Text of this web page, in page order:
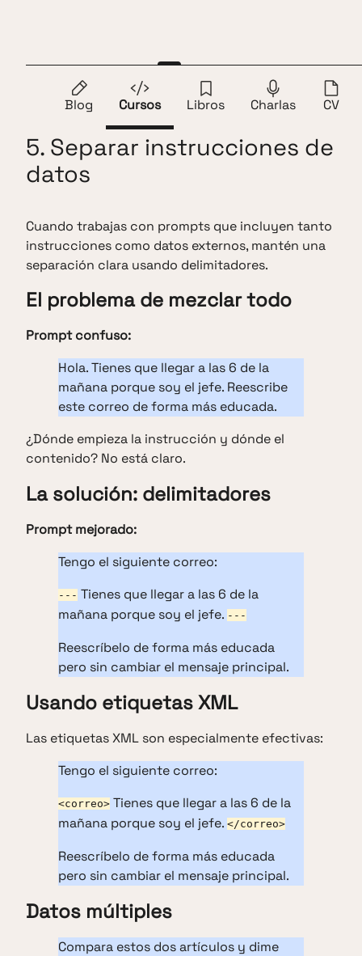
Saltar al contenido
Blog
Cursos Libros Charlas CV
5. Separar instrucciones de
datos
Cuando trabajas con prompts que incluyen tanto
instrucciones como datos externos, mantén una
separación clara usando delimitadores.
El problema de mezclar todo
Prompt confuso:
Hola. Tienes que llegar a las 6 de la
mañana porque soy el jefe. Reescribe
este correo de forma más educada.
¿Dónde empieza la instrucción y dónde el
contenido? No está claro.
La solución: delimitadores
Prompt mejorado:
Tengo el siguiente correo:
--- Tienes que llegar a las 6 de la
mañana porque soy el jefe. ---
Reescríbelo de forma más educada
pero sin cambiar el mensaje principal.
Usando etiquetas XML
Las etiquetas XML son especialmente efectivas:
Tengo el siguiente correo:
<correo> Tienes que llegar a las 6 de la
mañana porque soy el jefe. </correo>
Reescríbelo de forma más educada
pero sin cambiar el mensaje principal.
Datos múltiples
Compara estos dos artículos y dime
Introducción 2. Fundamentos Ser claro y